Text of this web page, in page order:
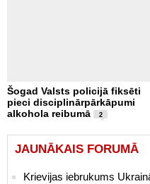
Šogad Valsts policijā fiksēti
pieci disciplinārpārkāpumi
alkohola reibumā
2
JAUNĀKAIS FORUMĀ
Krievijas iebrukums